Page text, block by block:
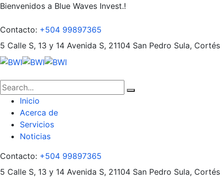
Bienvenidos a Blue Waves Invest.!
Contacto: +504 99897365
5 Calle S, 13 y 14 Avenida S, 21104 San Pedro Sula, Cortés
Inicio
Acerca de
Servicios
Noticias
Contacto: +504 99897365
5 Calle S, 13 y 14 Avenida S, 21104 San Pedro Sula, Cortés